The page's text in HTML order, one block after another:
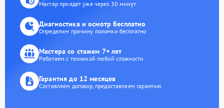
Мастер приедет уже через 30 минут
Диагностика и осмотр бесплатно
Определим причину поломки бесплатно
Мастера со стажем 7+ лет
Работаем с техникой любой сложности
Гарантия до 12 месяцев
Составляем договор, предоставляем гарантию